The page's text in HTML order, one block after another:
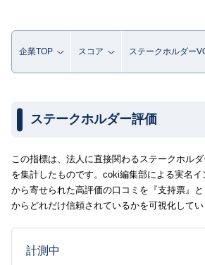
企業TOP スコア ステークホルダー
ステークホルダー評価
この指標は、法人に直接関わるステークホルダ
を集計したものです。coki編集部による実名
から寄せられた高評価の口コミを『支持票』
からどれだけ信頼されているかを可視化してい
計測中